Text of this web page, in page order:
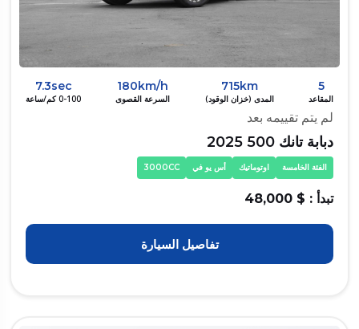
5
المقاعد
715km
المدى (خزان الوقود)
180km/h
السرعة القصوى
7.3sec
0-100 كم/ساعة
لم يتم تقييمه بعد
دبابة تانك 500 2025
الفئة الخامسة اوتوماتيك أس يو في 3000CC
تبدأ : $ 48,000
تفاصيل السيارة